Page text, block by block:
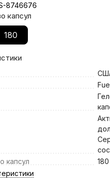
8746676
капсул
180
капсул
180